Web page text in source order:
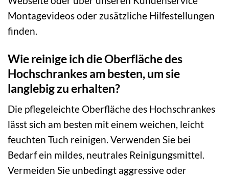
Montagevideos oder zusätzliche Hilfestellungen
finden.
Wie reinige ich die Oberfläche des
Hochschrankes am besten, um sie
langlebig zu erhalten?
Die pflegeleichte Oberfläche des Hochschrankes
lässt sich am besten mit einem weichen, leicht
feuchten Tuch reinigen. Verwenden Sie bei
Bedarf ein mildes, neutrales Reinigungsmittel.
Vermeiden Sie unbedingt aggressive oder